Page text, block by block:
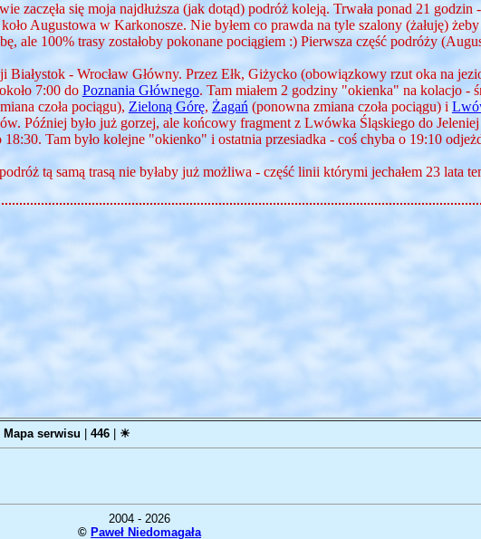
zaczęła się moja najdłuższa (jak dotąd) podróż koleją. Trwała ponad 21
Augustowa w Karkonosze. Nie byłem co prawda na tyle szalony (żałuję)
ale 100% trasy zostałoby pokonane pociągiem :) Pierwsza część podróży
- Wrocław Główny. Przez Ełk, Giżycko (obowiązkowy rzut oka na
7:00 do Poznania Głównego. Tam miałem 2 godziny "okienka" na kolacjo -
czoła pociągu), Zieloną Górę, Żagań (ponowna zmiana czoła pociągu) i
Później było już gorzej, ale końcowy fragment z Lwówka Śląskiego do
Tam było kolejne "okienko" i ostatnia przesiadka - coś chyba o 19:10
tą samą trasą nie byłaby już możliwa - część linii którymi jechałem 23 lata
Mapa serwisu 446| ☀
2004 - 2026
© Paweł Niedomagała